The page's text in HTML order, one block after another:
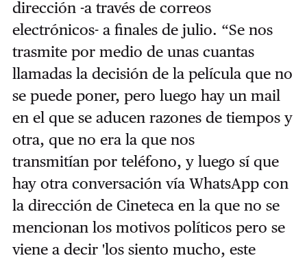
dirección -a través de correos
electrónicos- a finales de julio. “Se nos
trasmite por medio de unas cuantas
llamadas la decisión de la película que no
se puede poner, pero luego hay un mail
en el que se aducen razones de tiempos y
otra, que no era la que nos
transmitían por teléfono, y luego sí que
hay otra conversación vía WhatsApp con
la dirección de Cineteca en la que no se
mencionan los motivos políticos pero se
viene a decir 'los siento mucho, este